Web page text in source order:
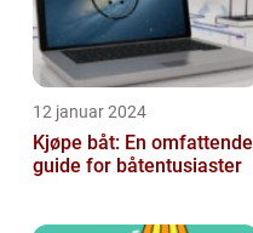
12 januar 2024
Kjøpe båt: En omfattende
guide for båtentusiaster